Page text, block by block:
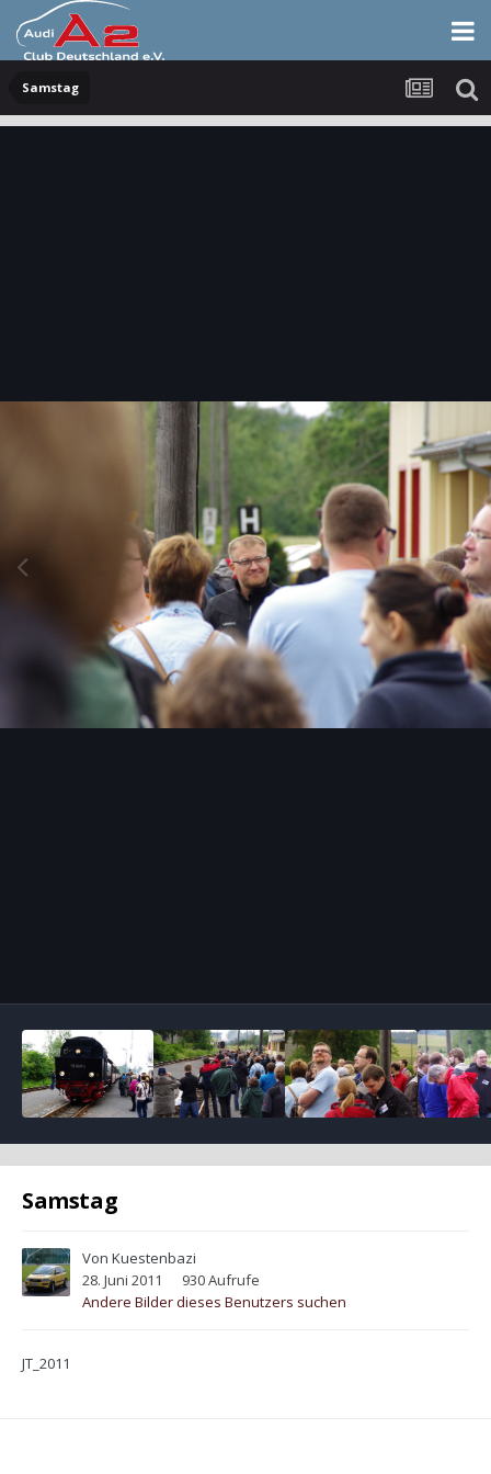
Samstag
Samstag
Von Kuestenbazi
28. Juni 2011
930 Aufrufe
Andere Bilder dieses Benutzers suchen
JT_2011